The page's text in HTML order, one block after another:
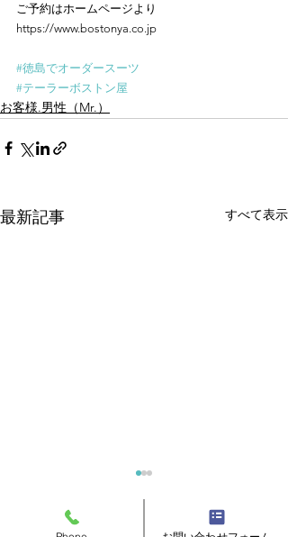
ご予約はホームページより
https://www.bostonya.co.jp
#徳島でオーダースーツ
#テーラーボストン屋
お客様.男性（Mr.）
最新記事 すべて表示